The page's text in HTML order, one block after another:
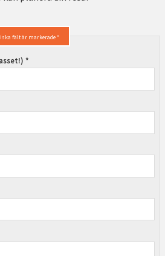
fält är markerade *
*